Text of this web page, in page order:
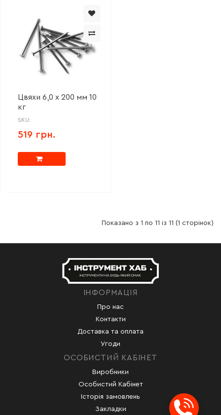
Цвяхи 6,0 х 200 мм 10
кг
SKU:
519 грн.
Показано з 1 по 11 із 11 (1 сторінок)
ІНФОРМАЦІЯ
Про нас
Контакти
Доставка та оплата
Угоди
ОСОБИСТИЙ КАБІНЕТ
Виробники
Особистий Кабінет
Історія замовлень
Закладки